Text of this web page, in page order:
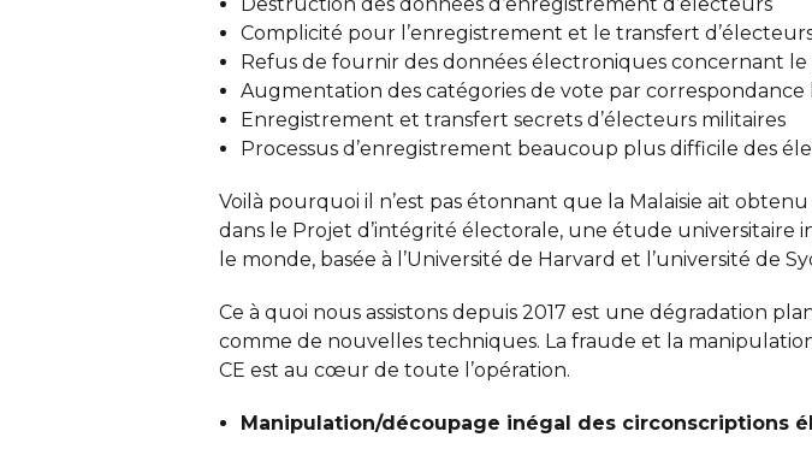
Complicité pour l’enregistrement et le transfert
Refus de fournir des données électroniques concernant
Augmentation des catégories de vote par
Enregistrement et transfert secrets d’électeurs militaires
Processus d’enregistrement beaucoup plus difficile des
Voilà pourquoi il n’est pas étonnant que la Malaisie ait obtenu
dans le Projet d’intégrité électorale, une étude
le monde, basée à l’Université de Harvard et l’université de
Ce à quoi nous assistons depuis 2017 est une dégradation
comme de nouvelles techniques. La fraude et la
CE est au cœur de toute l’opération.
Manipulation/découpage inégal des circonscriptions